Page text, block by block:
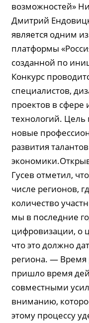
возможностей»
Дмитрий
является одним
платформы
созданной по
Конкурс
специалистов,
проектов в
технологий. Цель
новые
развития
Гусев отметил,
числе регионов,
количество
мы в последние
цифровизации, о
что это должно
региона. — Время
пришло время
совместными
вниманию,
этому процессу